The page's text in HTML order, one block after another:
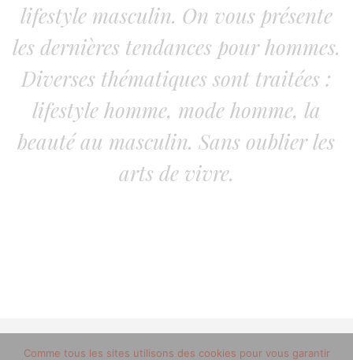
lifestyle masculin. On vous présente
les dernières tendances pour hommes.
Diverses thématiques sont traitées :
lifestyle homme, mode homme, la
beauté au masculin. Sans oublier les
arts de vivre.
© 2012-2020 copyright trucsdemec.fr - blog lifestyle
Comme tous les sites utilisons des cookies pour vous garantir